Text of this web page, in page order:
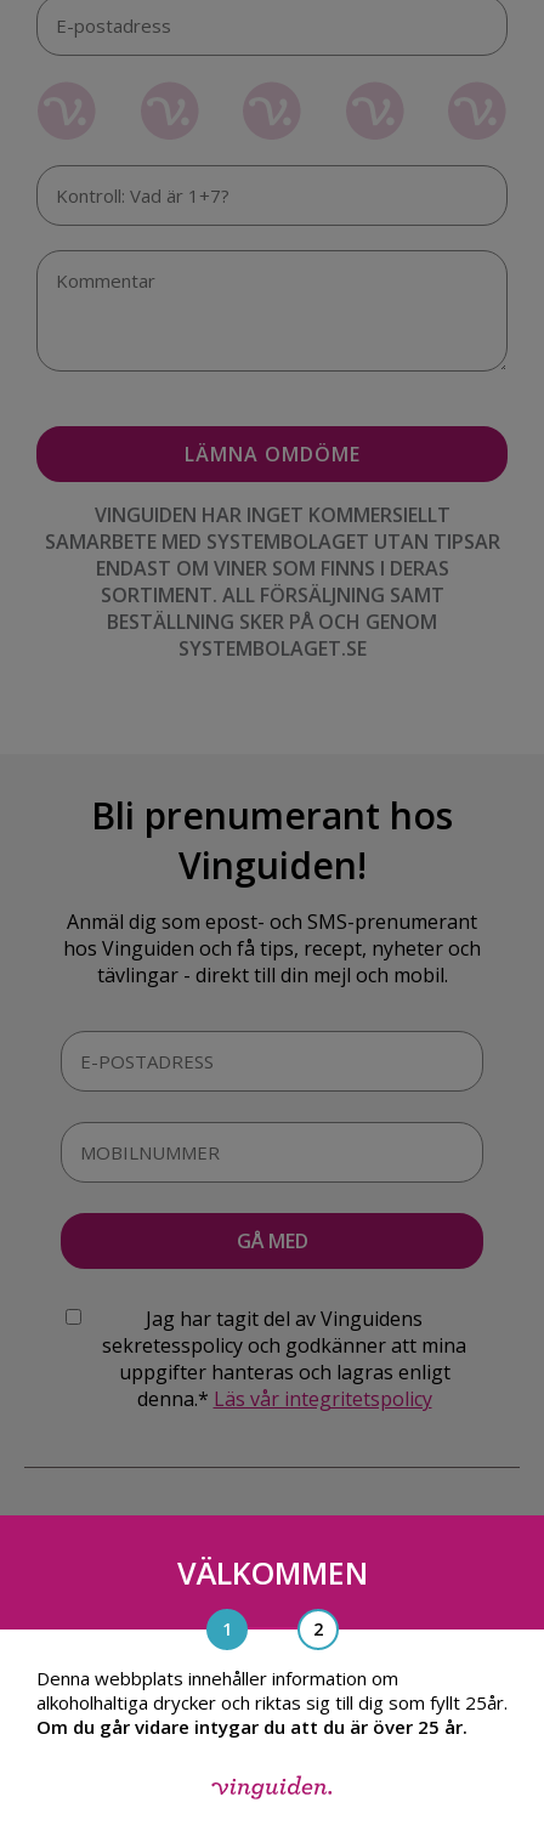
VINGUIDEN HAR INGET KOMMERSIELLT
SAMARBETE MED SYSTEMBOLAGET UTAN TIPSAR
ENDAST OM VINER SOM FINNS I DERAS
SORTIMENT. ALL FÖRSÄLJNING SAMT
BESTÄLLNING SKER PÅ OCH GENOM
SYSTEMBOLAGET.SE
Bli prenumerant hos
Vinguiden!
Anmäl dig som epost- och SMS-prenumerant
hos Vinguiden och få tips, recept, nyheter och
tävlingar - direkt till din mejl och mobil.
Jag har tagit del av Vinguidens
sekretesspolicy och godkänner att mina
uppgifter hanteras och lagras enligt
denna.* Läs vår integritetspolicy
Vinguiden Nordic AB
Blasieholmsgatan 4A, 111 48, Stockholm
info@vinguiden.com
VÄLKOMMEN
Denna webbplats innehåller information om
alkoholhaltiga drycker och riktas sig till dig som fyllt 25år.
Om du går vidare intygar du att du är över 25 år.